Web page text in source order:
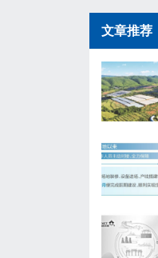
文章推荐